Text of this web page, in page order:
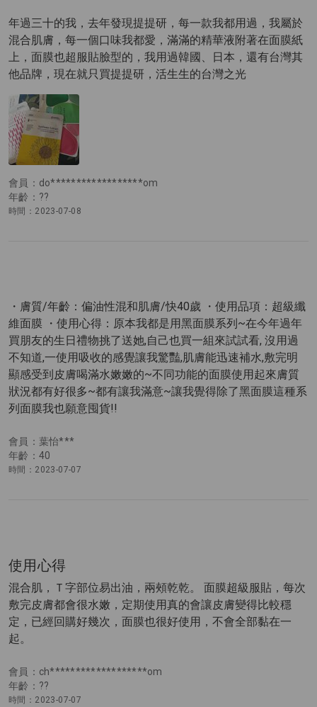
會員：do******************om
年齡：??
時間：2023-07-08
年過三十的我，去年發現提提研，每一款我都用過，我屬於
混合肌膚，每一個口味我都愛，滿滿的精華液附著在面膜紙
上，面膜也超服貼臉型的，我用過韓國、日本，還有台灣其
他品牌，現在就只買提提研，活生生的台灣之光
會員：葉怡***
年齡：40
時間：2023-07-07
・膚質/年齡：偏油性混和肌膚/快40歲 ・使用品項：超級纖
維面膜 ・使用心得：原本我都是用黑面膜系列~在今年過年
買朋友的生日禮物挑了送她,自己也買一組來試試看, 沒用過
不知道,一使用吸收的感覺讓我驚豔,肌膚能迅速補水,敷完明
顯感受到皮膚喝滿水嫩嫩的~不同功能的面膜使用起來膚質
狀況都有好很多~都有讓我滿意~讓我覺得除了黑面膜這種系
列面膜我也願意囤貨!!
會員：ch*******************om
年齡：??
時間：2023-07-07
使用心得
混合肌，Ｔ字部位易出油，兩頰乾乾。 面膜超級服貼，每次
敷完皮膚都會很水嫩，定期使用真的會讓皮膚變得比較穩
定，已經回購好幾次，面膜也很好使用，不會全部黏在一
起。